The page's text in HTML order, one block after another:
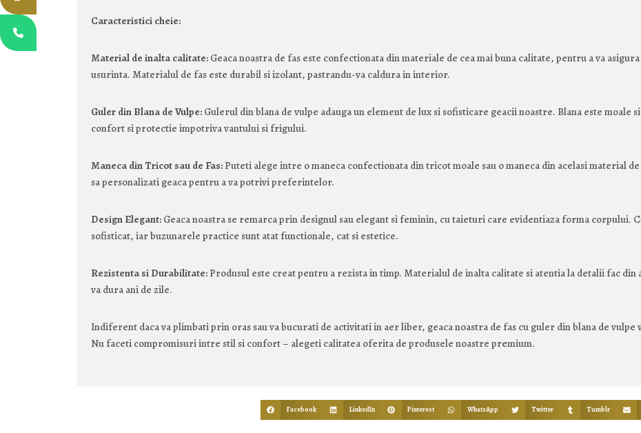
Caracteristici cheie:
Material de inalta calitate: Geaca noastra de fas este confectionata din materiale de cea mai buna calitate, pentru a va
usurinta. Materialul de fas este durabil si izolant, pastrandu-va caldura in interior.
Guler din Blana de Vulpe: Gulerul din blana de vulpe adauga un element de lux si sofisticare geacii noastre. Blana este moale
confort si protectie impotriva vantului si frigului.
Maneca din Tricot sau de Fas: Puteti alege intre o maneca confectionata din tricot moale sau o maneca din acelasi material
sa personalizati geaca pentru a va potrivi preferintelor.
Design Elegant: Geaca noastra se remarca prin designul sau elegant si feminin, cu taieturi care evidentiaza forma corpului.
sofisticat, iar buzunarele practice sunt atat functionale, cat si estetice.
Rezistenta si Durabilitate: Produsul este creat pentru a rezista in timp. Materialul de inalta calitate si atentia la detalii fac din
va dura ani de zile.
Indiferent daca va plimbati prin oras sau va bucurati de activitati in aer liber, geaca noastra de fas cu guler din blana de vulpe
Nu faceti compromisuri intre stil si confort – alegeti calitatea oferita de produsele noastre premium.
Facebook LinkedIn Pinterest WhatsApp Twitter Tumblr